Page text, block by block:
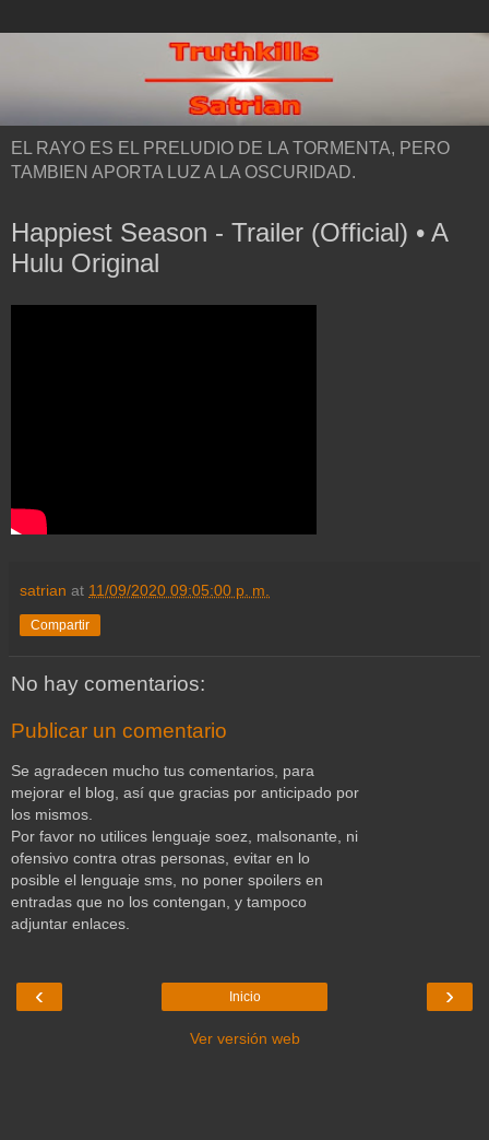
EL RAYO ES EL PRELUDIO DE LA TORMENTA, PERO
TAMBIEN APORTA LUZ A LA OSCURIDAD.
Happiest Season - Trailer (Official) • A
Hulu Original
satrian at 11/09/2020 09:05:00 p. m.
Compartir
No hay comentarios:
Publicar un comentario
Se agradecen mucho tus comentarios, para
mejorar el blog, así que gracias por anticipado por
los mismos.
Por favor no utilices lenguaje soez, malsonante, ni
ofensivo contra otras personas, evitar en lo
posible el lenguaje sms, no poner spoilers en
entradas que no los contengan, y tampoco
adjuntar enlaces.
‹ ›
Inicio
Ver versión web